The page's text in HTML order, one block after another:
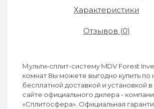
Характеристики
Отзывов (0)
Мульти-сплит-систему MDV Forest
комнат Вы можете выгодно купить по
бесплатной доставкой и установкой
сайте официального дилера -
«Сплитосфера». Официальная